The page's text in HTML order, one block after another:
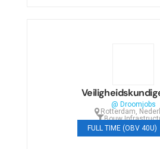
@ Droomjobs
Rotterdam,
Bouw,
FULL TIME (OBV 40U)